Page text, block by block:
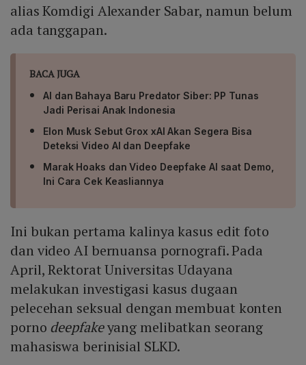
alias Komdigi Alexander Sabar, namun belum
ada tanggapan.
BACA JUGA
AI dan Bahaya Baru Predator Siber: PP Tunas
Jadi Perisai Anak Indonesia
Elon Musk Sebut Grox xAI Akan Segera Bisa
Deteksi Video AI dan Deepfake
Marak Hoaks dan Video Deepfake AI saat Demo,
Ini Cara Cek Keasliannya
Ini bukan pertama kalinya kasus edit foto
dan video AI bernuansa pornografi. Pada
April, Rektorat Universitas Udayana
melakukan investigasi kasus dugaan
pelecehan seksual dengan membuat konten
porno deepfakeyang melibatkan seorang
mahasiswa berinisial SLKD.